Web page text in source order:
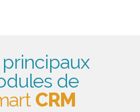
principaux
de
CRM